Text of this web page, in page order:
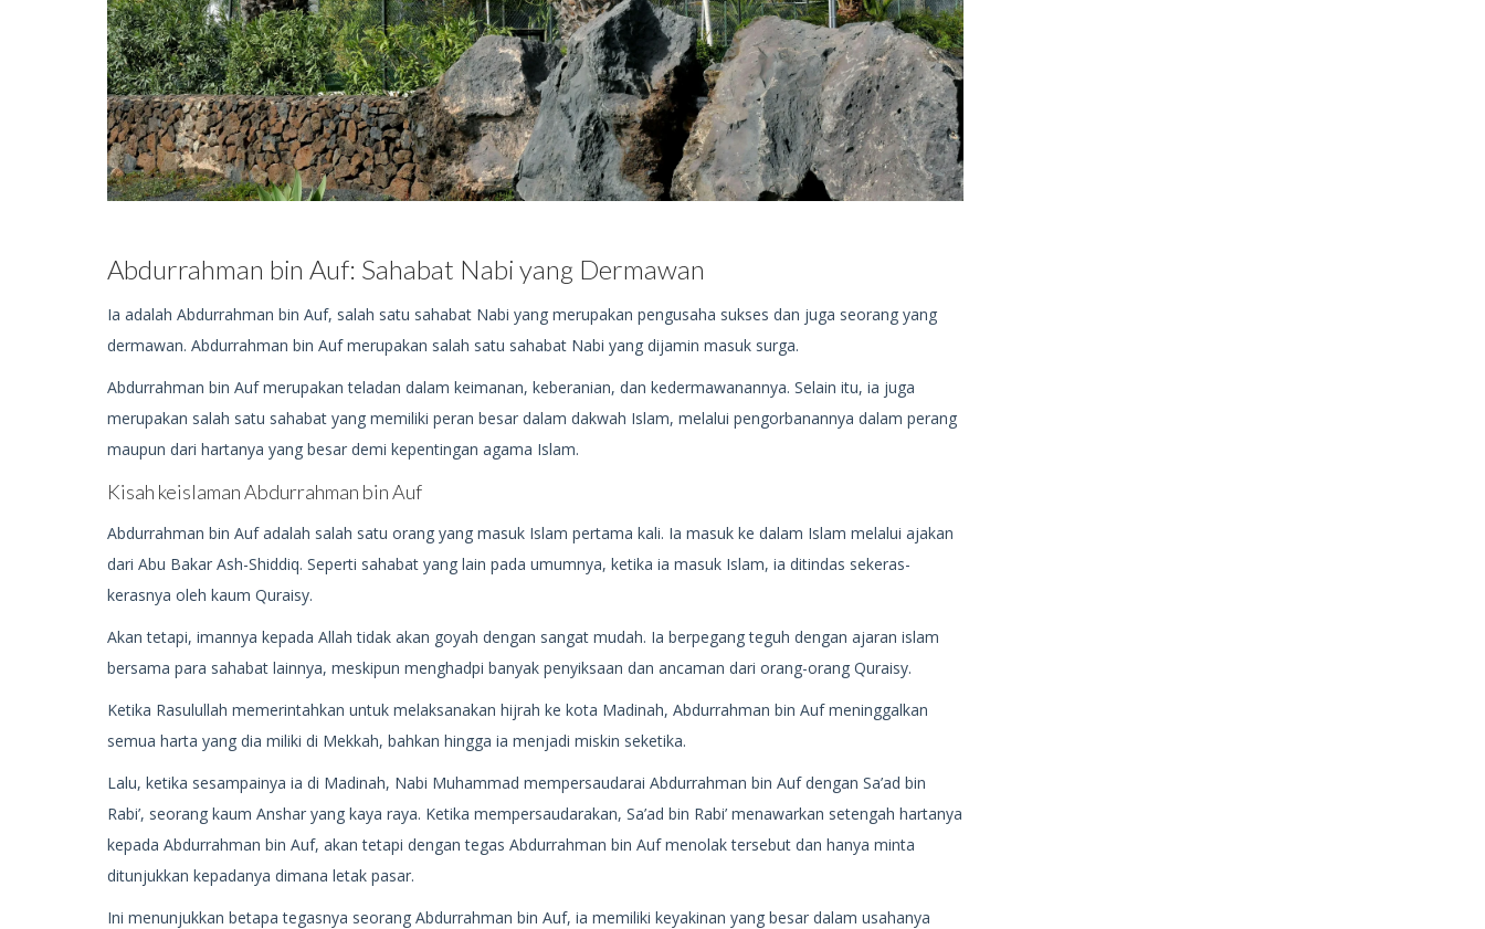
Abdurrahman bin Auf: Sahabat Nabi yang Dermawan
Ia adalah Abdurrahman bin Auf, salah satu sahabat Nabi yang merupakan pengusaha sukses dan juga seorang yang
dermawan. Abdurrahman bin Auf merupakan salah satu sahabat Nabi yang dijamin masuk surga.
Abdurrahman bin Auf merupakan teladan dalam keimanan, keberanian, dan kedermawanannya. Selain itu, ia juga
merupakan salah satu sahabat yang memiliki peran besar dalam dakwah Islam, melalui pengorbanannya dalam perang
maupun dari hartanya yang besar demi kepentingan agama Islam.
Kisah keislaman Abdurrahman bin Auf
Abdurrahman bin Auf adalah salah satu orang yang masuk Islam pertama kali. Ia masuk ke dalam Islam melalui ajakan
dari Abu Bakar Ash-Shiddiq. Seperti sahabat yang lain pada umumnya, ketika ia masuk Islam, ia ditindas sekeras-
kerasnya oleh kaum Quraisy.
Akan tetapi, imannya kepada Allah tidak akan goyah dengan sangat mudah. Ia berpegang teguh dengan ajaran islam
bersama para sahabat lainnya, meskipun menghadpi banyak penyiksaan dan ancaman dari orang-orang Quraisy.
Ketika Rasulullah memerintahkan untuk melaksanakan hijrah ke kota Madinah, Abdurrahman bin Auf meninggalkan
semua harta yang dia miliki di Mekkah, bahkan hingga ia menjadi miskin seketika.
Lalu, ketika sesampainya ia di Madinah, Nabi Muhammad mempersaudarai Abdurrahman bin Auf dengan Sa’ad bin
Rabi’, seorang kaum Anshar yang kaya raya. Ketika mempersaudarakan, Sa’ad bin Rabi’ menawarkan setengah hartanya
kepada Abdurrahman bin Auf, akan tetapi dengan tegas Abdurrahman bin Auf menolak tersebut dan hanya minta
ditunjukkan kepadanya dimana letak pasar.
Ini menunjukkan betapa tegasnya seorang Abdurrahman bin Auf, ia memiliki keyakinan yang besar dalam usahanya